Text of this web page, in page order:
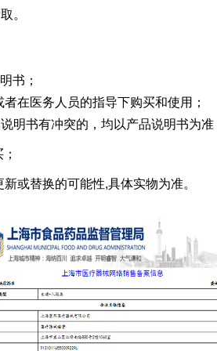
。
书；
在医务人员的指导下购买和使用；
明书有冲突的，均以产品说明书为准
或替换的可能性,具体实物为准。